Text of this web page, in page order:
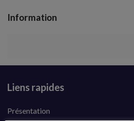
Information
Liens rapides
Présentation